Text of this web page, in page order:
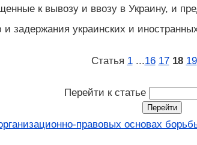
к вывозу и ввозу в Украину, и
задержания украинских и
Статья 1 ...16 17 18 19
Перейти к статье
правовых основах